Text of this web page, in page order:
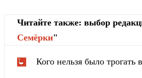
Читайте также: выбор
Cемёрки"
Кого нельзя было трогать